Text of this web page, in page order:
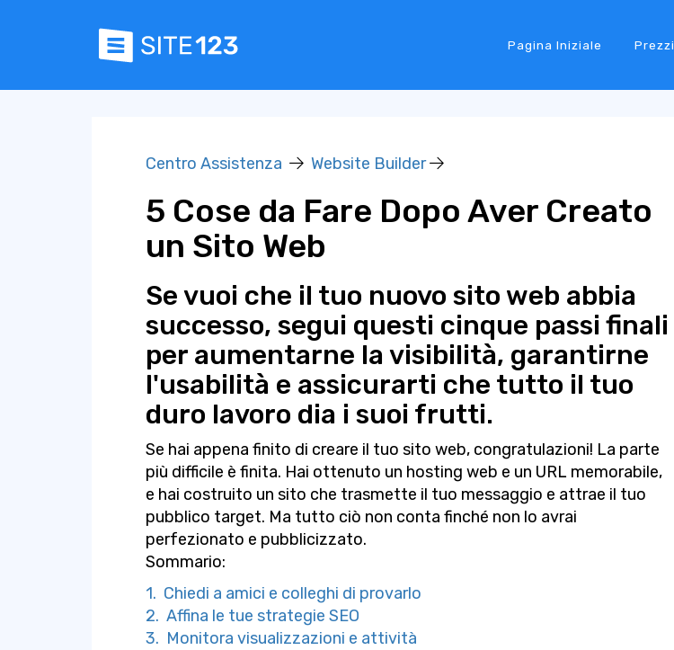
Pagina Iniziale Prezzi
Centro Assistenza Website Builder
5 Cose da Fare Dopo Aver Creato
un Sito Web
Se vuoi che il tuo nuovo sito web abbia
successo, segui questi cinque passi finali
per aumentarne la visibilità, garantirne
l'usabilità e assicurarti che tutto il tuo
duro lavoro dia i suoi frutti.
Se hai appena finito di creare il tuo sito web, congratulazioni! La parte
più difficile è finita. Hai ottenuto un hosting web e un URL memorabile,
e hai costruito un sito che trasmette il tuo messaggio e attrae il tuo
pubblico target. Ma tutto ciò non conta finché non lo avrai
perfezionato e pubblicizzato.
Sommario:
1. Chiedi a amici e colleghi di provarlo
2. Affina le tue strategie SEO
3. Monitora visualizzazioni e attività